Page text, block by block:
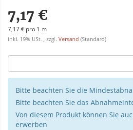
7,17 €
7,17 € pro 1 m
inkl. 19% USt. , zzgl. Versand (Standard)
Bitte beachten Sie die
Bitte beachten Sie das
Von diesem Produkt können Sie
erwerben